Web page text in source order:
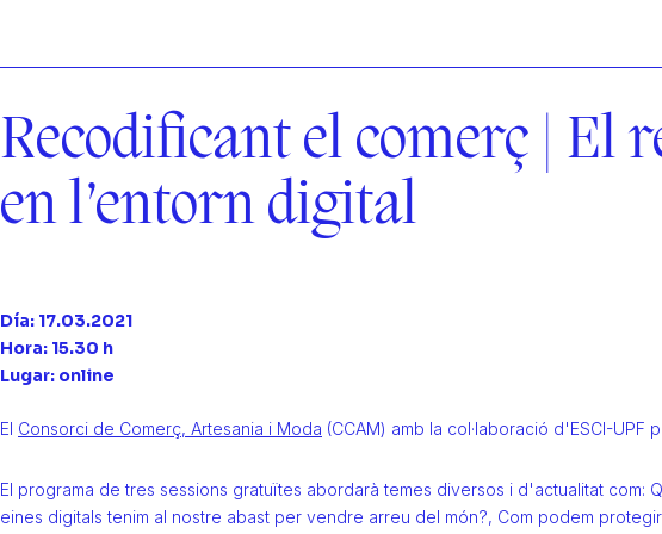
Recodificant el comerç | El
en l’entorn digital
Día: 17.03.2021
Hora: 15.30 h
Lugar: online
El Consorci de Comerç, Artesania i Moda (CCAM) amb la col·laboració d'ESCI-UPF
El programa de tres sessions gratuïtes abordarà temes diversos i d'actualitat
eines digitals tenim al nostre abast per vendre arreu del món?, Com podem